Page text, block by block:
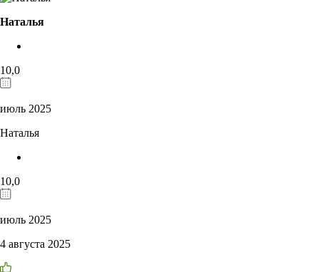
Наталья
10,0
июль 2025
Наталья
10,0
июль 2025
4 августа 2025